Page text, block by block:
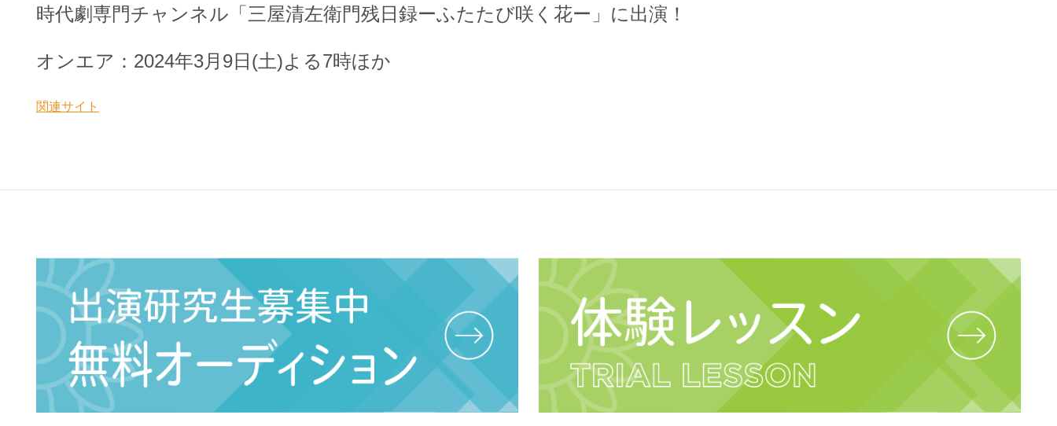
時代劇専門チャンネル「三屋清左衛門残日録ーふたたび咲く花ー」 に出演 ！
オンエア：2024年3月9日(土)よる7時ほか
関連サイト